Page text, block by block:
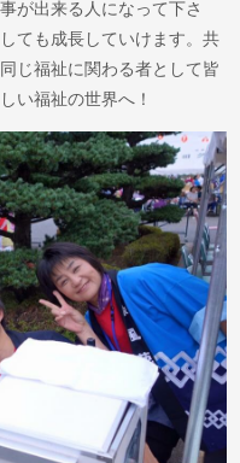
が出来る人になって下さ
ても成長していけます。共
じ福祉に関わる者として皆
い福祉の世界へ！